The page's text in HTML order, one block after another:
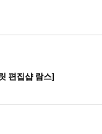
편집샵 람스]